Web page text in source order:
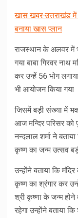
खास खबर-उत्तराखंड में
बनाया खास प्लान
राजस्थान के अलवर में
गया बाबा गिरवर नाथ
कर उन्हें 56 भोग
भी आयोजन किया गया
जिसमें बड़ी संख्या में
आज मन्दिर परिसर को
नन्दलाल शर्मा ने
कृष्ण का जन्म उत्सव
उन्होंने बताया कि
कृष्ण का श्रंगार कर
श्री कृष्णा के जन्म
रहेगा उन्होंने बताया